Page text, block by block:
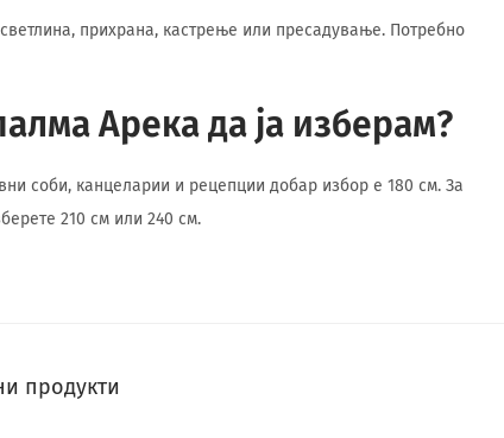
прихрана, кастрење или пресадување. Потребно
Арека да ја изберам?
соби, канцеларии и рецепции добар избор е 180 см. За
210 см или 240 см.
продукти